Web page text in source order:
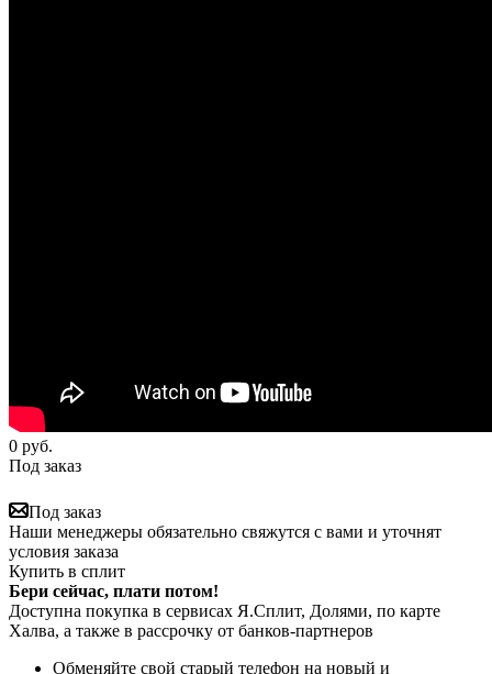
0 руб.
Под заказ
Под заказ
Наши менеджеры обязательно свяжутся с вами и уточнят
условия заказа
Купить в сплит
Бери сейчас, плати потом!
Доступна покупка в сервисах Я.Сплит, Долями, по карте
Халва, а также в рассрочку от банков-партнеров
Обменяйте свой старый телефон на новый и